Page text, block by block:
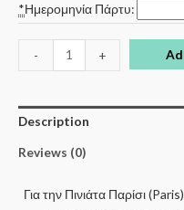
*Ημερομηνία Πάρτυ:
- +
Description
Reviews (0)
Για την Πινιάτα Παρίσι